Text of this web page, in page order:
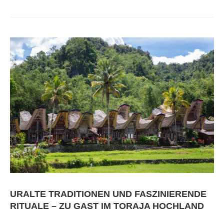
URALTE TRADITIONEN UND FASZINIERENDE
RITUALE – ZU GAST IM TORAJA HOCHLAND